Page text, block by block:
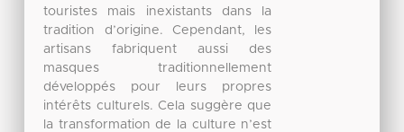
touristes mais inexistants dans la
tradition d’origine. Cependant, les
artisans fabriquent aussi des
masques traditionnellement
développés pour leurs propres
intérêts culturels. Cela suggère que
la transformation de la culture n’est